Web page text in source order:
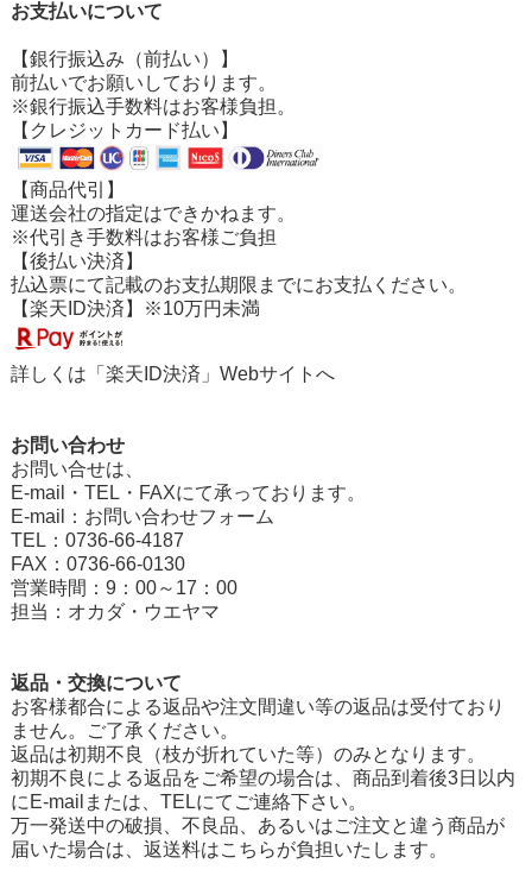
お支払いについて
【銀行振込み（前払い）】
前払いでお願いしております。
※銀行振込手数料はお客様負担。
【クレジットカード払い】
【商品代引】
運送会社の指定はできかねます。
※代引き手数料はお客様ご負担
【後払い決済】
払込票にて記載のお支払期限までにお支払ください。
【楽天ID決済】※10万円未満
詳しくは「 楽天ID決済 」Webサイトへ
お問い合わせ
お問い合せは、
E-mail・TEL・FAXにて承っております。
E-mail： お問い合わせフォーム
TEL：0736-66-4187
FAX：0736-66-0130
営業時間：9：00～17：00
担当：オカダ・ウエヤマ
返品・交換について
お客様都合による返品や注文間違い等の返品は受付ており
ません。ご了承ください。
返品は初期不良（枝が折れていた等）のみとなります。
初期不良による返品をご希望の場合は、商品到着後3日以内
にE-mailまたは、TELにてご連絡下さい。
万一発送中の破損、不良品、あるいはご注文と違う商品が
届いた場合は、返送料はこちらが負担いたします。